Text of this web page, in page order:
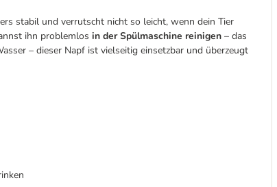
stabil und verrutscht nicht so leicht, wenn dein Tier
ihn problemlos in der Spülmaschine reinigen – das
– dieser Napf ist vielseitig einsetzbar und überzeugt